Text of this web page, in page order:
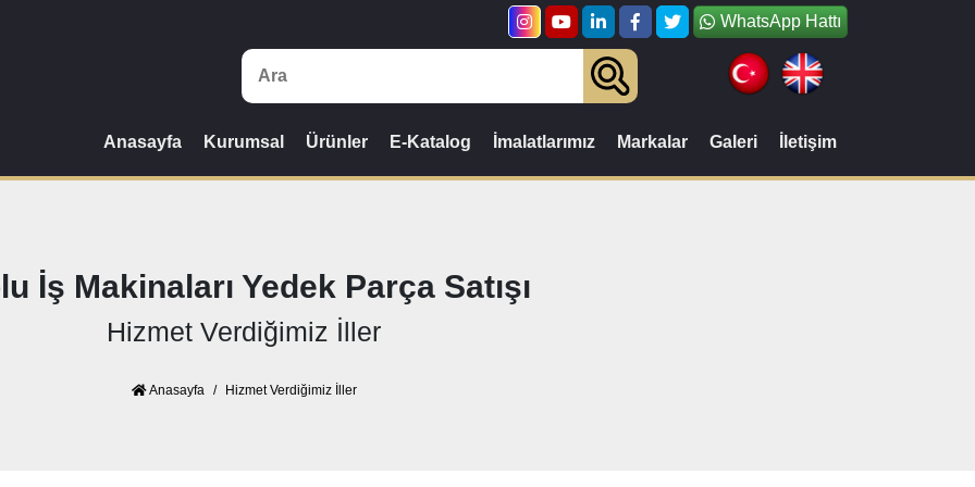
WhatsApp Hattı
Anasayfa Kurumsal Ürünler E-Katalog İmalatlarımız Markalar Galeri İletişim
İş Makinaları Yedek Parça Satışı
Hizmet Verdiğimiz İller
Anasayfa Hizmet Verdiğimiz İller